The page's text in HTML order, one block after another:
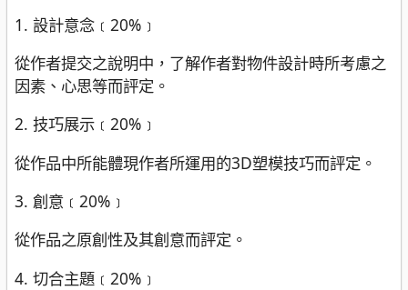
1. 設計意念﹝20%﹞
從作者提交之說明中，了解作者對物件設計時所考慮之
因素、心思等而評定。
2. 技巧展示﹝20%﹞
從作品中所能體現作者所運用的3D塑模技巧而評定。
3. 創意﹝20%﹞
從作品之原創性及其創意而評定。
4. 切合主題﹝20%﹞